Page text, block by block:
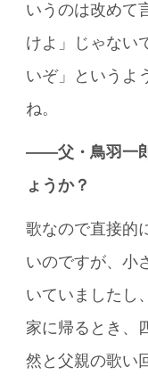
いうのは改めて
けよ」じゃない
いぞ」というよ
ね。
――父・鳥羽一
ょうか？
歌なので直接的
いのですが、小
いていましたし
家に帰るとき、
然と父親の歌い